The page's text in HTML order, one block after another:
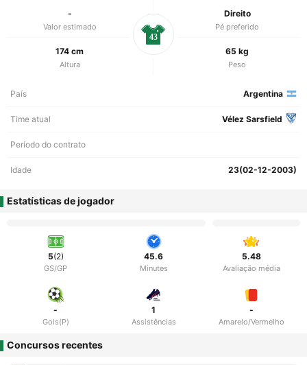
-
Valor estimado
Direito
Pé preferido
174 cm
Altura
65 kg
Peso
43
País Argentina
Time atual Vélez Sarsfield
Período do contrato
Idade 23(02-12-2003)
Estatísticas de jogador
5(2)
GS/GP
45.6
Minutes
5.48
Avaliação média
-
Gols(P)
1
Assistências
-
Amarelo/Vermelho
Concursos recentes